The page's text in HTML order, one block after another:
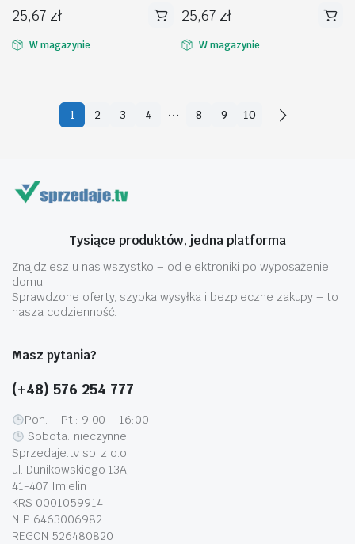
25,67 zł
W magazynie
25,67 zł
W magazynie
1 2 3 4 … 8 9 10
Tysiące produktów, jedna platforma
Znajdziesz u nas wszystko – od elektroniki po wyposażenie
domu.
Sprawdzone oferty, szybka wysyłka i bezpieczne zakupy – to
nasza codzienność.
Masz pytania?
(+48) 576 254 777
Pon. – Pt.: 9:00 – 16:00
Sobota: nieczynne
Sprzedaje.tv sp. z o.o.
ul. Dunikowskiego 13A,
41-407 Imielin
KRS 0001059914
NIP 6463006982
REGON 526480820